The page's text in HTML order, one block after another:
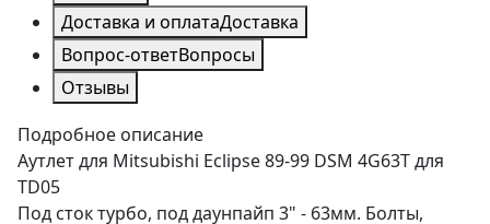
Доставка и оплатаДоставка
Вопрос-ответВопросы
Отзывы
Подробное описание
Аутлет для Mitsubishi Eclipse 89-99 DSM 4G63T для
TD05
Под сток турбо, под даунпайп 3" - 63мм. Болты,